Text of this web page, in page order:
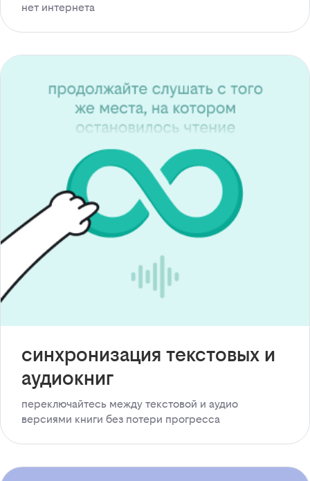
нет интернета
синхронизация текстовых и
аудиокниг
переключайтесь между текстовой и аудио
версиями книги без потери прогресса